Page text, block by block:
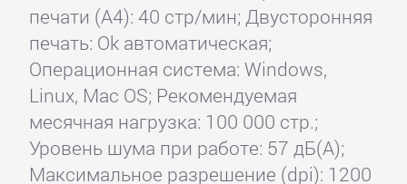
печати (А4): 40 стр/мин; Двусторонняя
печать: Ok автоматическая;
Операционная система: Windows,
Linux, Mac OS; Рекомендуемая
месячная нагрузка: 100 000 стр.;
Уровень шума при работе: 57 дБ(А);
Максимальное разрешение (dpi): 1200